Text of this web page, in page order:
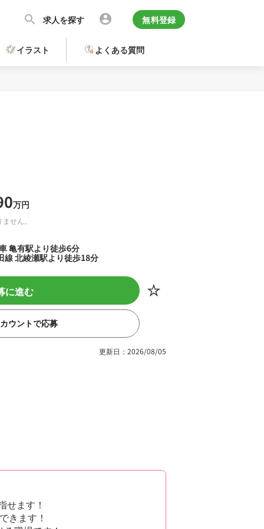
求人を探す 無料登録
イラスト よくある質問
万円
せん。
亀有駅より徒歩6分
線 北綾瀬駅より徒歩18分
に進む
ウントで応募
更新日：2026/08/05
せます！
きます！